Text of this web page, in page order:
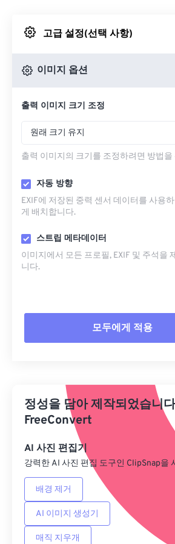
Google 드라이브
고급 설정(선택 사항)
이미지 옵션
출력 이미지 크기 조정
원래 크기 유지
출력 이미지의 크기를 조정하려면 방법
자동 방향
EXIF에 저장된 중력 센서 데이터를 사용
게 배치합니다.
스트립 메타데이터
이미지에서 모든 프로필, EXIF ​​및 주석을
니다.
모두에게 적용
사전 설정에서 적용
사전 설정으로 저장
정성을 담아 제작되었습니
FreeConvert
AI 사진 편집기
강력한 AI 사진 편집 도구인 ClipSnap을
배경 제거
AI 이미지 생성기
매직 지우개